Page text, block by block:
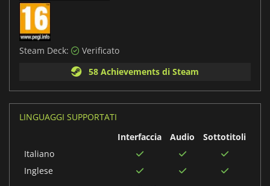
Steam Deck:
Verificato
58 Achievements di Steam
LINGUAGGI SUPPORTATI
Interfaccia
Audio
Sottotitoli
Italiano
Inglese